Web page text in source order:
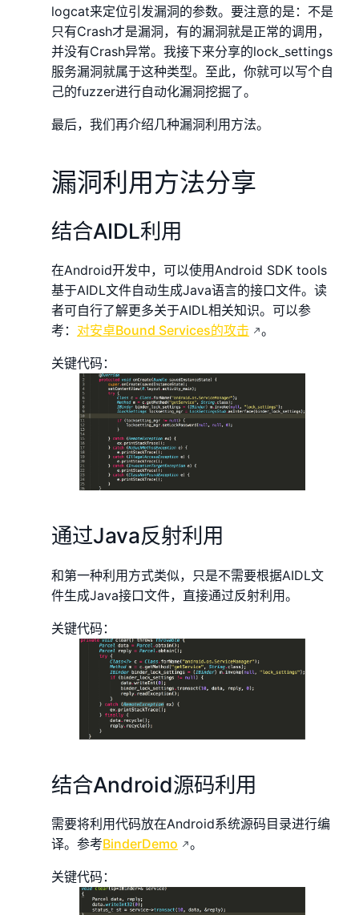
logcat来定位引发漏洞的参数。要注意的是：不是
只有Crash才是漏洞，有的漏洞就是正常的调用，
并没有Crash异常。我接下来分享的lock_settings
服务漏洞就属于这种类型。至此，你就可以写个自
己的fuzzer进行自动化漏洞挖掘了。
最后，我们再介绍几种漏洞利用方法。
漏洞利用方法分享
结合AIDL利用
在Android开发中，可以使用Android SDK tools
基于AIDL文件自动生成Java语言的接口文件。读
者可自行了解更多关于AIDL相关知识。可以参
考： 对安卓Bound Services的攻击 。
关键代码：
通过Java反射利用
和第一种利用方式类似，只是不需要根据AIDL文
件生成Java接口文件，直接通过反射利用。
关键代码：
结合Android源码利用
需要将利用代码放在Android系统源码目录进行编
译。参考BinderDemo 。
关键代码：